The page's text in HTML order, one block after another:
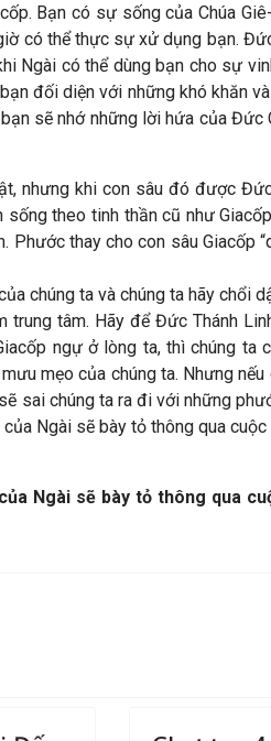
Bạn có sự sống của Chúa
có thể thực sự xử dụng bạn.
Ngài có thể dùng bạn cho sự
đối diện với những khó khăn
sẽ nhớ những lời hứa của
nhưng khi con sâu đó được
theo tinh thần cũ như
thay cho con sâu Giacốp
chúng ta và chúng ta hãy chổi
tâm. Hãy để Đức Thánh
ngự ở lòng ta, thì chúng ta
mẹo của chúng ta. Nhưng
sai chúng ta ra đi với những
Ngài sẽ bày tỏ thông qua
Ngài sẽ bày tỏ thông qua